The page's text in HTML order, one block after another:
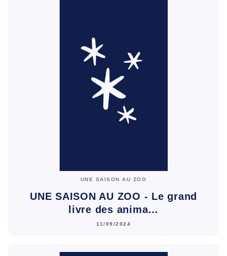
UNE SAISON AU ZOO
UNE SAISON AU ZOO - Le grand
livre des anima…
11/09/2024